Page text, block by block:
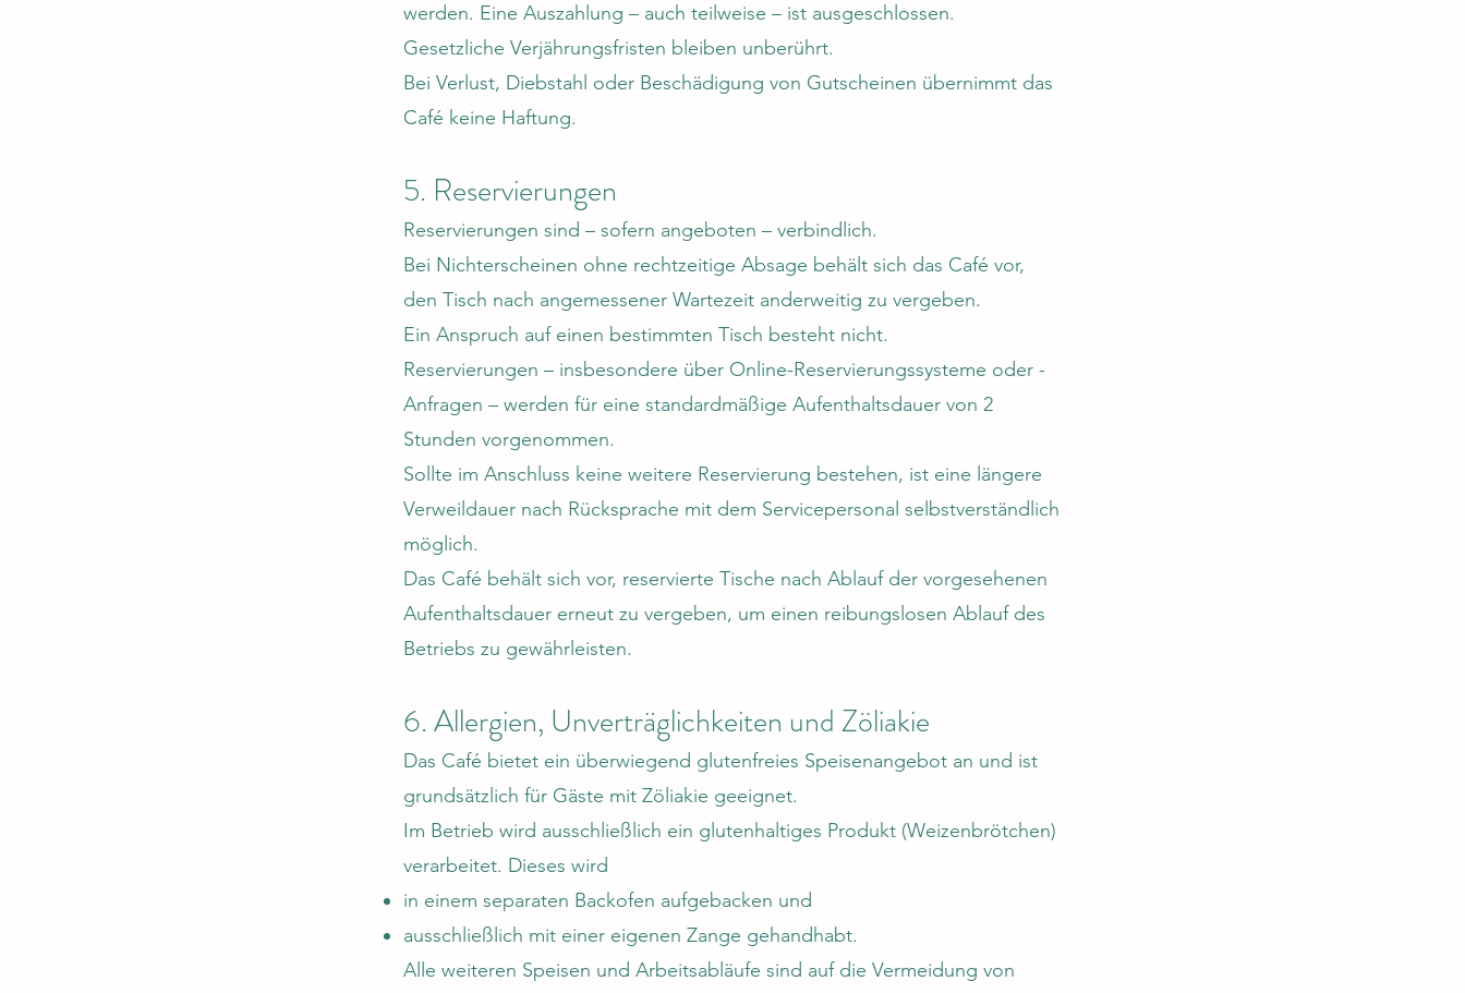
werden. Eine Auszahlung – auch teilweise – ist ausgeschlossen.
Gesetzliche Verjährungsfristen bleiben unberührt.
Bei Verlust, Diebstahl oder Beschädigung von Gutscheinen übernimmt das
Café keine Haftung.
5. Reservierungen
Reservierungen sind – sofern angeboten – verbindlich.
Bei Nichterscheinen ohne rechtzeitige Absage behält sich das Café vor,
den Tisch nach angemessener Wartezeit anderweitig zu vergeben.
Ein Anspruch auf einen bestimmten Tisch besteht nicht.
Reservierungen – insbesondere über Online-Reservierungssysteme oder -
Anfragen – werden für eine standardmäßige Aufenthaltsdauer von 2
Stunden vorgenommen.
Sollte im Anschluss keine weitere Reservierung bestehen, ist eine längere
Verweildauer nach Rücksprache mit dem Servicepersonal selbstverständlich
möglich.
Das Café behält sich vor, reservierte Tische nach Ablauf der vorgesehenen
Aufenthaltsdauer erneut zu vergeben, um einen reibungslosen Ablauf des
Betriebs zu gewährleisten.
6. Allergien, Unverträglichkeiten und Zöliakie
Das Café bietet ein überwiegend glutenfreies Speisenangebot an und ist
grundsätzlich für Gäste mit Zöliakie geeignet.
Im Betrieb wird ausschließlich ein glutenhaltiges Produkt (Weizenbrötchen)
verarbeitet. Dieses wird
in einem separaten Backofen aufgebacken und
ausschließlich mit einer eigenen Zange gehandhabt.
Alle weiteren Speisen und Arbeitsabläufe sind auf die Vermeidung von